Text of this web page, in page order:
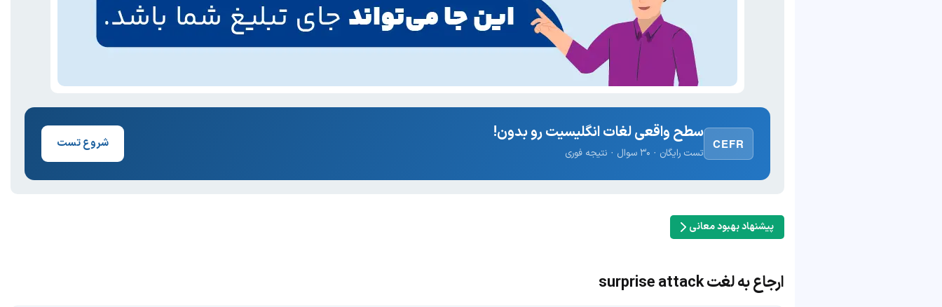
CEFR
سطح واقعی لغات انگلیسیت رو بدون!
تست رایگان · ۳۰ سوال · نتیجه فوری
شروع تست
پیشنهاد بهبود معانی
ارجاع به لغت surprise attack